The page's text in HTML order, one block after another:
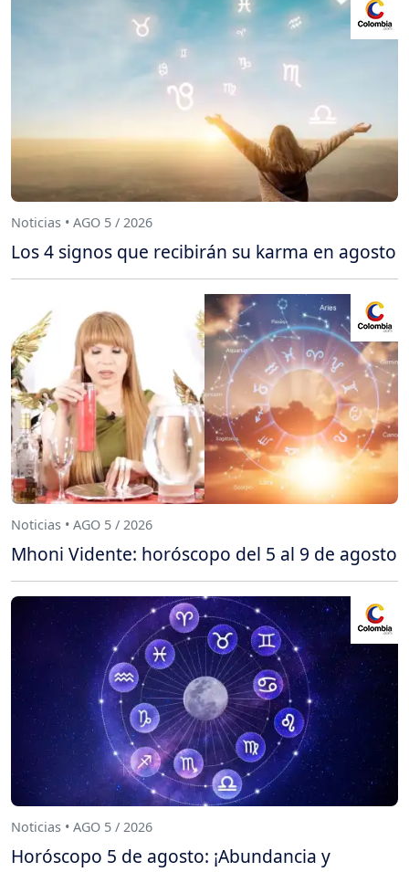
Noticias • AGO 5 / 2026
Los 4 signos que recibirán su karma en agosto
Noticias • AGO 5 / 2026
Mhoni Vidente: horóscopo del 5 al 9 de agosto
Noticias • AGO 5 / 2026
Horóscopo 5 de agosto: ¡Abundancia y